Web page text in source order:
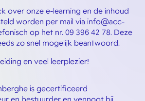
over onze e-learning en de inhoud
worden per mail via info@acc-
op het nr. 09 396 42 78. Deze
zo snel mogelijk beantwoord.
en veel leerplezier!
is gecertificeerd